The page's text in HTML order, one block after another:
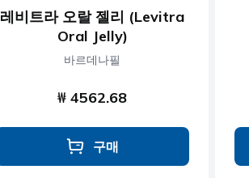
레비트라 오랄 젤리 (Levitra
Oral Jelly)
바르데나필
₩ 4562.68
구매